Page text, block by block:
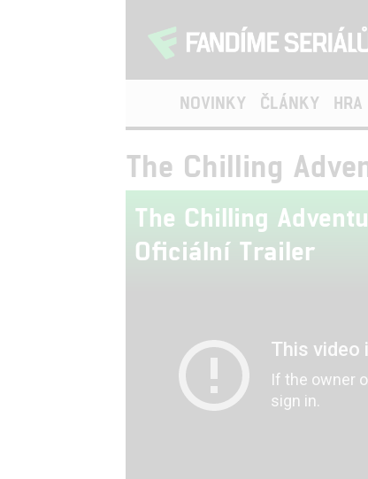
NOVINKY ČLÁNKY
The Chilling
The Chilling
Oficiální Trailer